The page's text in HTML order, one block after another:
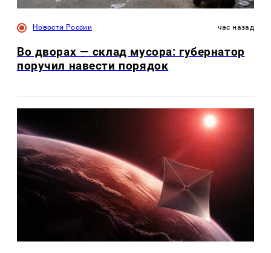
Новости России час назад
Во дворах — склад мусора: губернатор
поручил навести порядок